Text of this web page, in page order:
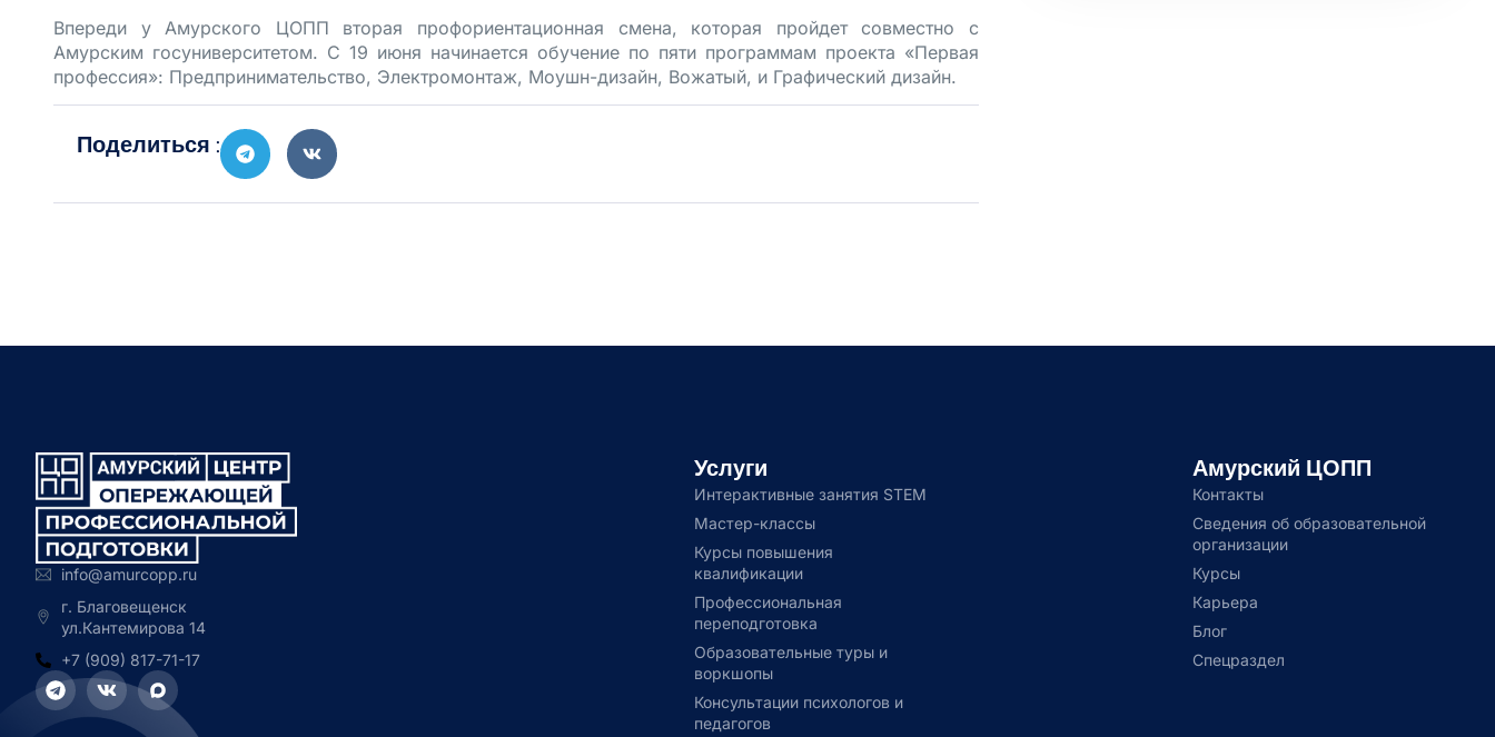
Впереди у Амурского ЦОПП вторая профориентационная смена, которая пройдет совместно с
Амурским госуниверситетом. С 19 июня начинается обучение по пяти программам проекта «Первая
профессия»: Предпринимательство, Электромонтаж, Моушн-дизайн, Вожатый, и Графический дизайн.
Поделиться :
info@amurcopp.ru
г. Благовещенск
ул.Кантемирова 14
+7 (909) 817-71-17
Услуги
Интерактивные занятия STEM
Мастер-классы
Курсы повышения
квалификации
Профессиональная
переподготовка
Образовательные туры и
воркшопы
Консультации психологов и
педагогов
Амурский ЦОПП
Контакты
Сведения об образовательной
организации
Курсы
Карьера
Блог
Спецраздел